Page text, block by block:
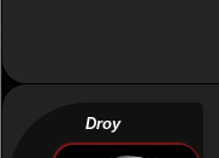
Droy